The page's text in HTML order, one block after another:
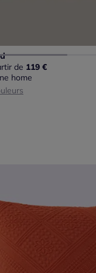
de 119 €
home